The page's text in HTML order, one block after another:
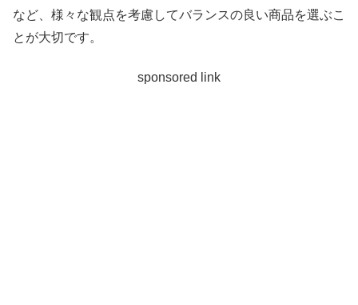
など、様々な観点を考慮してバランスの良い商品を選ぶこ
とが大切です。
sponsored link